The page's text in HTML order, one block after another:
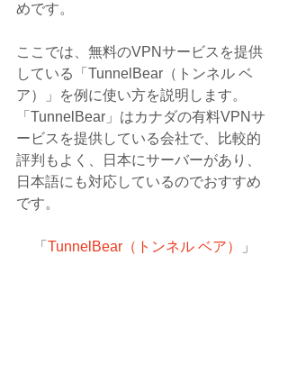
めです。
ここでは、無料のVPNサービスを提供
している「TunnelBear（トンネル ベ
ア）」を例に使い方を説明します。
「TunnelBear」はカナダの有料VPNサ
ービスを提供している会社で、比較的
評判もよく、日本にサーバーがあり、
日本語にも対応しているのでおすすめ
です。
「 TunnelBear（トンネル ベア） 」